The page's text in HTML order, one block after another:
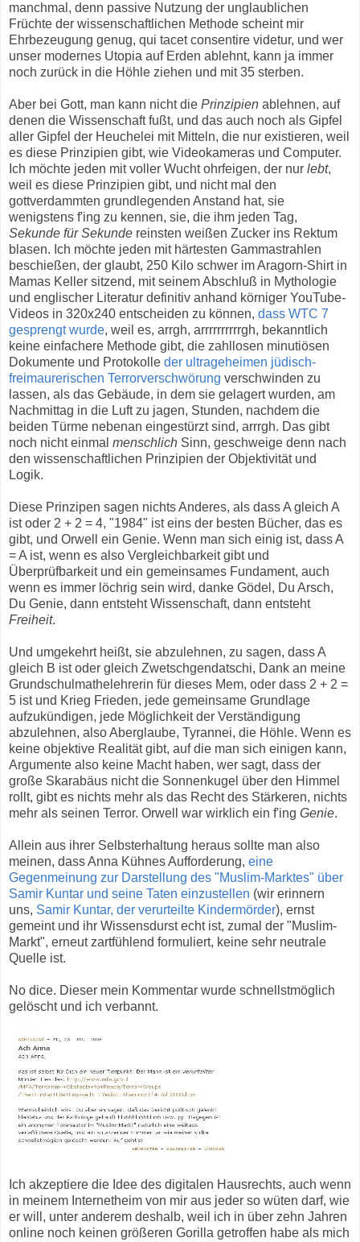
manchmal, denn passive Nutzung der unglaublichen
Früchte der wissenschaftlichen Methode scheint mir
Ehrbezeugung genug, qui tacet consentire videtur, und wer
unser modernes Utopia auf Erden ablehnt, kann ja immer
noch zurück in die Höhle ziehen und mit 35 sterben.
Aber bei Gott, man kann nicht die Prinzipien ablehnen, auf
denen die Wissenschaft fußt, und das auch noch als Gipfel
aller Gipfel der Heuchelei mit Mitteln, die nur existieren, weil
es diese Prinzipien gibt, wie Videokameras und Computer.
Ich möchte jeden mit voller Wucht ohrfeigen, der nur lebt,
weil es diese Prinzipien gibt, und nicht mal den
gottverdammten grundlegenden Anstand hat, sie
wenigstens f'ing zu kennen, sie, die ihm jeden Tag,
Sekunde für Sekunde reinsten weißen Zucker ins Rektum
blasen. Ich möchte jeden mit härtesten Gammastrahlen
beschießen, der glaubt, 250 Kilo schwer im Aragorn-Shirt in
Mamas Keller sitzend, mit seinem Abschluß in Mythologie
und englischer Literatur definitiv anhand körniger YouTube-
Videos in 320x240 entscheiden zu können, dass WTC 7
gesprengt wurde, weil es, arrgh, arrrrrrrrrrgh, bekanntlich
keine einfachere Methode gibt, die zahllosen minutiösen
Dokumente und Protokolle der ultrageheimen jüdisch-
freimaurerischen Terrorverschwörung verschwinden zu
lassen, als das Gebäude, in dem sie gelagert wurden, am
Nachmittag in die Luft zu jagen, Stunden, nachdem die
beiden Türme nebenan eingestürzt sind, arrrgh. Das gibt
noch nicht einmal menschlich Sinn, geschweige denn nach
den wissenschaftlichen Prinzipien der Objektivität und
Logik.
Diese Prinzipen sagen nichts Anderes, als dass A gleich A
ist oder 2 + 2 = 4, "1984" ist eins der besten Bücher, das es
gibt, und Orwell ein Genie. Wenn man sich einig ist, dass A
= A ist, wenn es also Vergleichbarkeit gibt und
Überprüfbarkeit und ein gemeinsames Fundament, auch
wenn es immer löchrig sein wird, danke Gödel, Du Arsch,
Du Genie, dann entsteht Wissenschaft, dann entsteht
Freiheit.
Und umgekehrt heißt, sie abzulehnen, zu sagen, dass A
gleich B ist oder gleich Zwetschgendatschi, Dank an meine
Grundschulmathelehrerin für dieses Mem, oder dass 2 + 2 =
5 ist und Krieg Frieden, jede gemeinsame Grundlage
aufzukündigen, jede Möglichkeit der Verständigung
abzulehnen, also Aberglaube, Tyrannei, die Höhle. Wenn es
keine objektive Realität gibt, auf die man sich einigen kann,
Argumente also keine Macht haben, wer sagt, dass der
große Skarabäus nicht die Sonnenkugel über den Himmel
rollt, gibt es nichts mehr als das Recht des Stärkeren, nichts
mehr als seinen Terror. Orwell war wirklich ein f'ing Genie.
Allein aus ihrer Selbsterhaltung heraus sollte man also
meinen, dass Anna Kühnes Aufforderung, eine
Gegenmeinung zur Darstellung des "Muslim-Marktes" über
Samir Kuntar und seine Taten einzustellen (wir erinnern
uns, Samir Kuntar, der verurteilte Kindermörder), ernst
gemeint und ihr Wissensdurst echt ist, zumal der "Muslim-
Markt", erneut zartfühlend formuliert, keine sehr neutrale
Quelle ist.
No dice. Dieser mein Kommentar wurde schnellstmöglich
gelöscht und ich verbannt.
Ich akzeptiere die Idee des digitalen Hausrechts, auch wenn
in meinem Internetheim von mir aus jeder so wüten darf, wie
er will, unter anderem deshalb, weil ich in über zehn Jahren
online noch keinen größeren Gorilla getroffen habe als mich